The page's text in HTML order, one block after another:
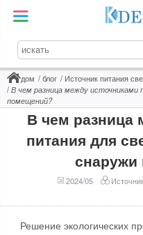
дом блог
Источник питания
В чем разница между источниками
помещений?
В чем разница
питания для
2024/05
Решение экологических